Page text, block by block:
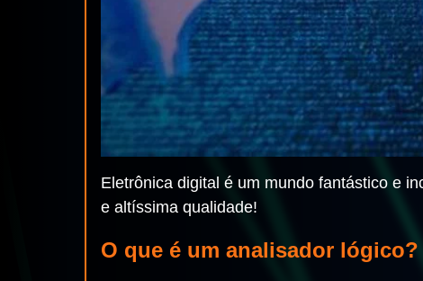
Eletrônica digital é um mundo fantástico e
e altíssima qualidade!
O que é um analisador lógico?